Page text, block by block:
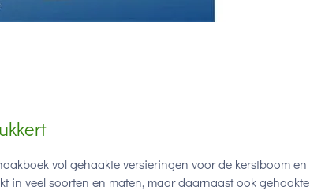
vol gehaakte versieringen voor de kerstboom en
in veel soorten en maten, maar daarnaast ook gehaakte